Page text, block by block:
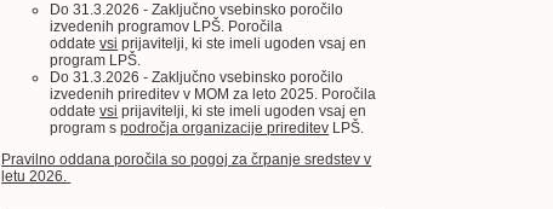
Do 31.3.2026 - Zaključno vsebinsko poročilo
izvedenih programov LPŠ. Poročila
oddatevsi prijavitelji, ki ste imeli ugoden vsaj en
program LPŠ.
Do 31.3.2026 - Zaključno vsebinsko poročilo
izvedenih prireditev v MOM za leto 2025. Poročila
oddatevsi prijavitelji, ki ste imeli ugoden vsaj en
program spodročja organizacije prireditev LPŠ.
Pravilno oddana poročila so pogoj za črpanje sredstev v
letu 2026.